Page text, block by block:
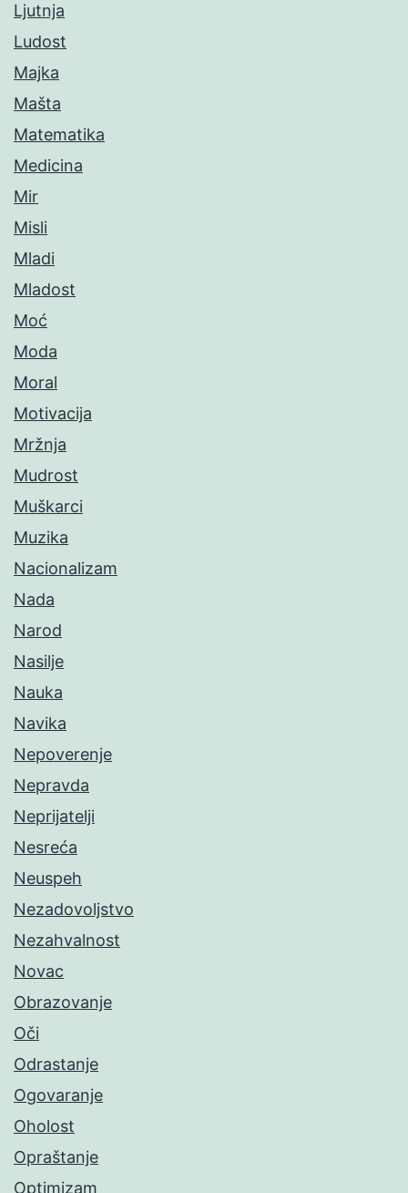
Ljutnja
Ludost
Majka
Mašta
Matematika
Medicina
Mir
Misli
Mladi
Mladost
Moć
Moda
Moral
Motivacija
Mržnja
Mudrost
Muškarci
Muzika
Nacionalizam
Nada
Narod
Nasilje
Nauka
Navika
Nepoverenje
Nepravda
Neprijatelji
Nesreća
Neuspeh
Nezadovoljstvo
Nezahvalnost
Novac
Obrazovanje
Oči
Odrastanje
Ogovaranje
Oholost
Opraštanje
Optimizam